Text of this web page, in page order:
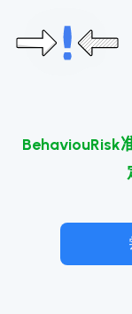
BehaviouRisk